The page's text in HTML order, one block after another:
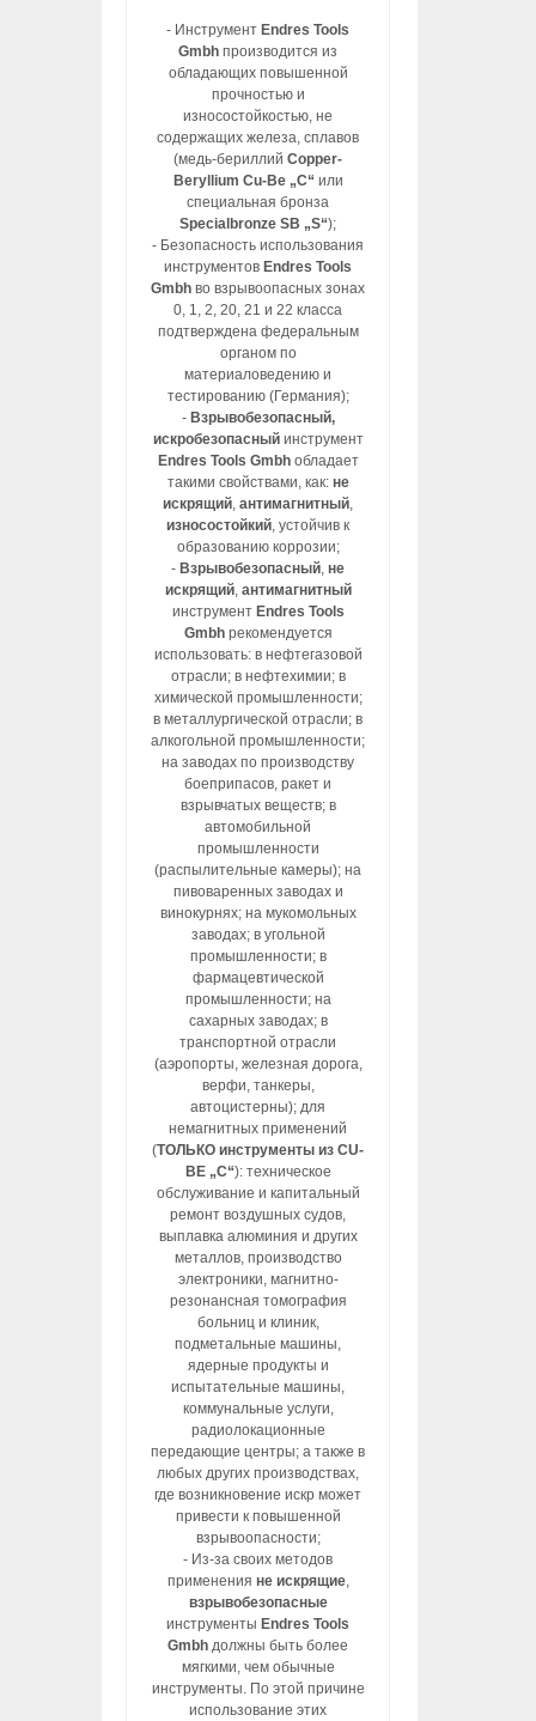
- Инструмент Endres Tools
Gmbh производится из
обладающих повышенной
прочностью и
износостойкостью, не
содержащих железа, сплавов
(медь-бериллийCopper-
Beryllium Cu-Be „C“ или
специальная бронза
Specialbronze SB „S“);
- Безопасность использования
инструментов Endres Tools
Gmbh во взрывоопасных зонах
0, 1, 2, 20, 21 и 22 класса
подтверждена федеральным
органом по
материаловедению и
тестированию (Германия);
- Взрывобезопасный,
искробезопасныйинструмент
Endres Tools Gmbhобладает
такими свойствами, как: не
искрящий,антимагнитный,
износостойкий, устойчив к
образованию коррозии;
- Взрывобезопасный,не
искрящий, антимагнитный
инструмент Endres Tools
Gmbhрекомендуется
использовать: в нефтегазовой
отрасли; в нефтехимии; в
химической промышленности;
в металлургической отрасли; в
алкогольной промышленности;
на заводах по производству
боеприпасов, ракет и
взрывчатых веществ; в
автомобильной
промышленности
(распылительные камеры); на
пивоваренных заводах и
винокурнях; на мукомольных
заводах; в угольной
промышленности; в
фармацевтической
промышленности; на
сахарных заводах; в
транспортной отрасли
(аэропорты, железная дорога,
верфи, танкеры,
автоцистерны); для
немагнитных применений
(ТОЛЬКО инструменты из CU-
BE „C“): техническое
обслуживание и капитальный
ремонт воздушных судов,
выплавка алюминия и других
металлов, производство
электроники, магнитно-
резонансная томография
больниц и клиник,
подметальные машины,
ядерные продукты и
испытательные машины,
коммунальные услуги,
радиолокационные
передающие центры; а также в
любых других производствах,
где возникновение искр может
привести к повышенной
взрывоопасности;
- Из-за своих методов
применения не искрящие,
взрывобезопасные
инструменты Endres Tools
Gmbh должны быть более
мягкими, чем обычные
инструменты. По этой причине
использование этих